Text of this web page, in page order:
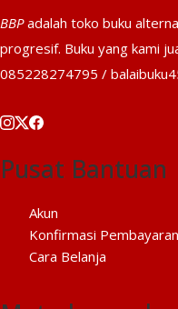
Rp57.800.
BBPadalah toko buku
progresif. Buku yang kami
085228274795 /
Pusat Bantuan
Akun
Konfirmasi Pembayaran
Cara Belanja